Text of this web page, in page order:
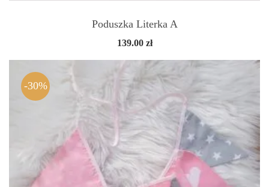
Poduszka Literka A
139.00 zł
-30%